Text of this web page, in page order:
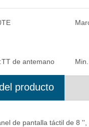
dureza Micro
TT de antemano
producto
de pantalla táctil de 8